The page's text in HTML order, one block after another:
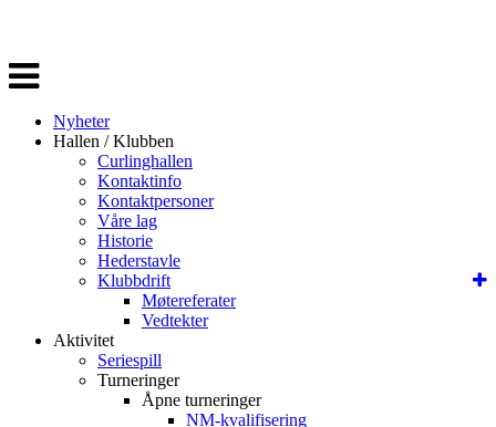
Veksle
navigasjon
Nyheter
Hallen / Klubben
Curlinghallen
Kontaktinfo
Kontaktpersoner
Våre lag
Historie
Hederstavle
Klubbdrift
Møtereferater
Vedtekter
Aktivitet
Seriespill
Turneringer
Åpne turneringer
NM-kvalifisering